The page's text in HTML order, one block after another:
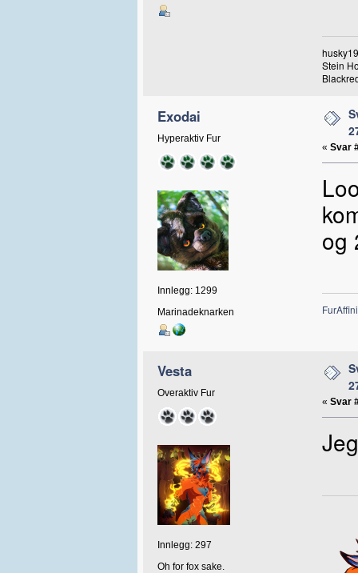
Stein
Exodai
Hyperaktiv Fur
Innlegg: 1299
Marinadeknarken
« Svar
og
Vesta
Overaktiv Fur
Innlegg: 297
Oh for fox sake.
« Svar